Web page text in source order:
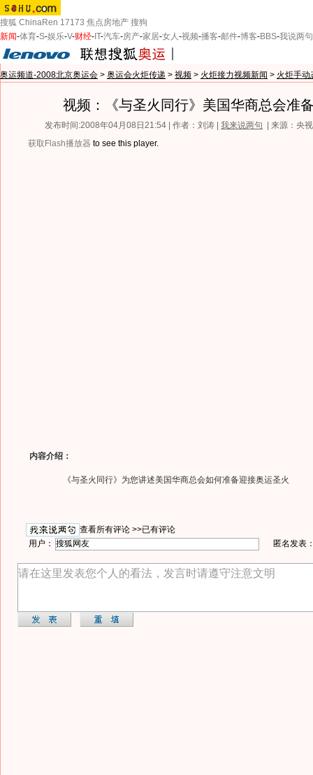
搜狐 ChinaRen 17173 焦点房地产 搜狗
新闻-体育-S-娱乐-V-财经- IT-汽车-房产-家居-女人-视频-播客-邮件-博客-BBS-我说两句
奥运频道-2008北京奥运会 > 奥运会火炬传递 > 视频 > 火炬接力视频新闻 > 火炬手动
视频：《与圣火同行》美国华商总会准
发布时间:2008年04月08日21:54 | 作者：刘涛 | 我来说两句
| 来源：央
获取Flash播放器 to see this player.
内容介绍：
《与圣火同行》为您讲述美国华商总会如何准备迎接奥运圣火
查看所有评论 >>已有评论
用户：
匿名发表